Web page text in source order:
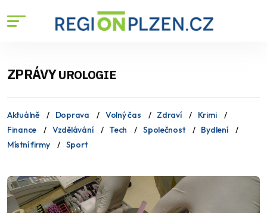
ZPRÁVYUROLOGIE
Aktuálně Doprava Volný čas Zdraví
Krimi
Finance
Vzdělávání Tech Společnost
Bydlení
Místní firmy
Sport